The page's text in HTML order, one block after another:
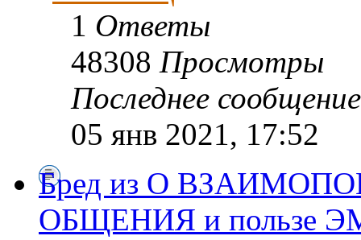
1 Ответы
48308 Просмотры
Последнее
05 янв 2021, 17:52
Бред из О
ОБЩЕНИЯ и пользе